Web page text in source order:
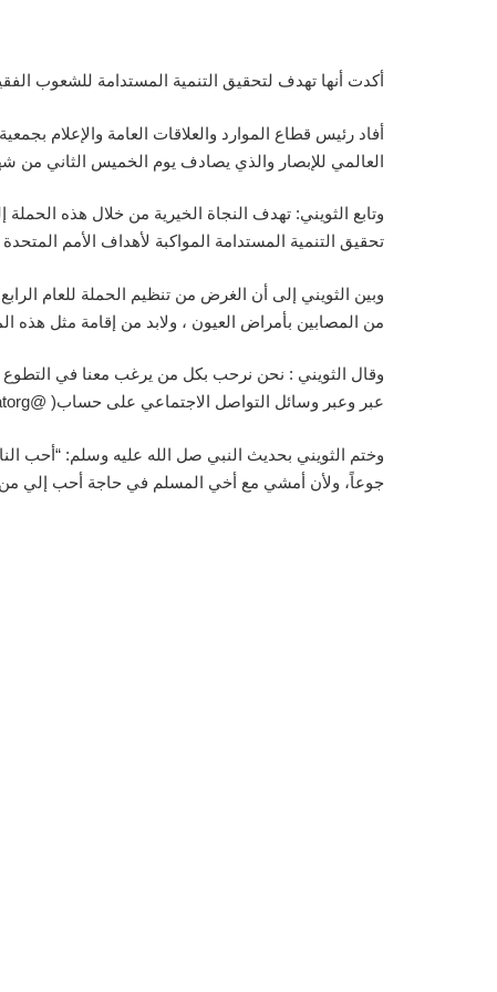
أكدت أنها تهدف لتحقيق التنمية المستدامة للشعوب
العالمي للإبصار والذي يصادف يوم الخميس الثاني من
وتابع الثويني: تهدف النجاة الخيرية من خلال هذه
تحقيق التنمية المستدامة المواكبة لأهداف الأمم
وبين الثويني إلى أن الغرض من تنظيم الحملة للعام
من المصابين بأمراض العيون ، ولابد من إقامة مثل هذه
عبر وعبر وسائل التواصل الاجتماعي على حساب( @alnajatorg ) أو زيارة أفرع جمعية النجاة الخيرية.
وختم الثويني بحديث النبي صل الله عليه وسلم: “أحب
جوعاً، ولأن أمشي مع أخي المسلم في حاجة أحب إلي